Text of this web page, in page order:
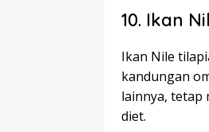
10. Ikan
Ikan Nile
kandungan
lainnya, tetap
diet.